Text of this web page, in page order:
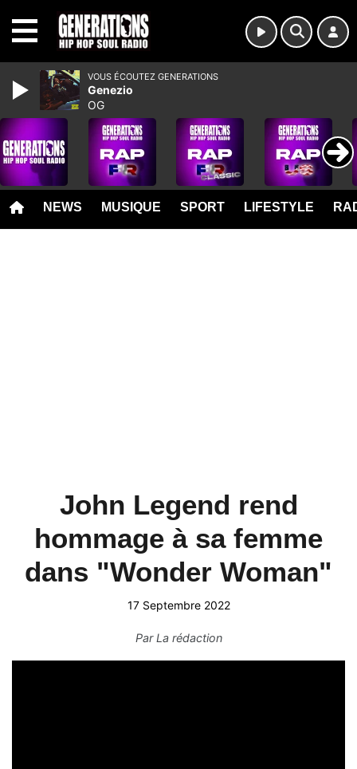
NEWS MUSIQUE SPORT LIFESTYLE
John Legend rend
hommage à sa femme
dans "Wonder Woman"
17 Septembre 2022
ParLa rédaction
VOUS ÉCOUTEZ GENERATIONS
Genezio
OG